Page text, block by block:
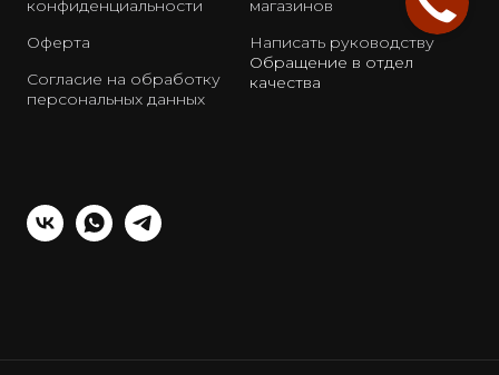
конфиденциальности
Оферта
Согласие на обработку
персональных данных
магазинов
Написать руководству
Обращение в отдел
качества